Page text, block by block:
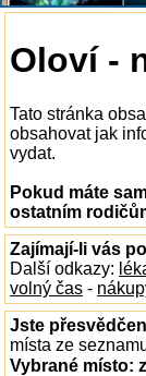
Oloví -
Tato stránka
obsahovat jak
vydat.
Pokud máte
ostatním
Zajímají-li vás
Další odkazy:
volný čas -
Jste
místa ze
Vybrané místo: